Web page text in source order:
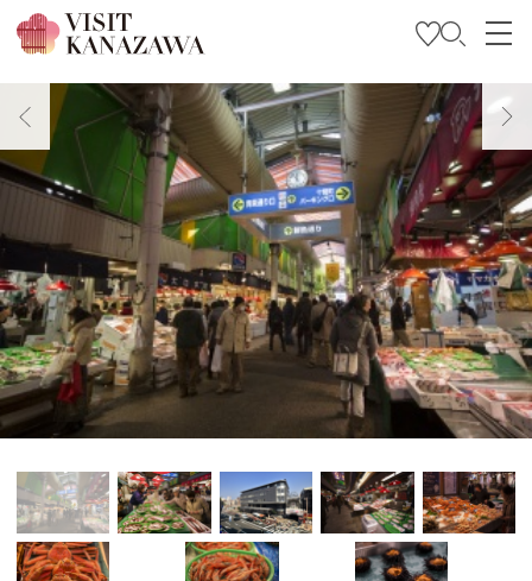
여행 계획 세우기
Travel Trade and Media
Languages